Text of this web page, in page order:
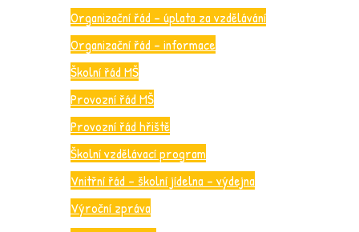
Organizační řád – úplata za vzdělávání
Organizační řád – informace
Školní řád MŠ
Provozní řád MŠ
Provozní řád hřiště
Školní vzdělávací program
Vnitřní řád – školní jídelna – výdejna
Výroční zpráva